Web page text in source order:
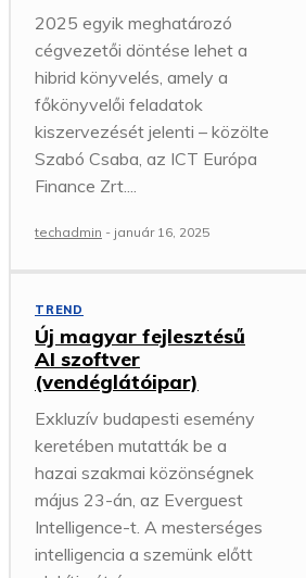
2025 egyik meghatározó
cégvezetői döntése lehet a
hibrid könyvelés, amely a
főkönyvelői feladatok
kiszervezését jelenti – közölte
Szabó Csaba, az ICT Európa
Finance Zrt....
techadmin - január 16, 2025
TREND
Új magyar fejlesztésű
AI szoftver
(vendéglátóipar)
Exkluzív budapesti esemény
keretében mutatták be a
hazai szakmai közönségnek
május 23-án, az Everguest
Intelligence-t. A mesterséges
intelligencia a szemünk előtt